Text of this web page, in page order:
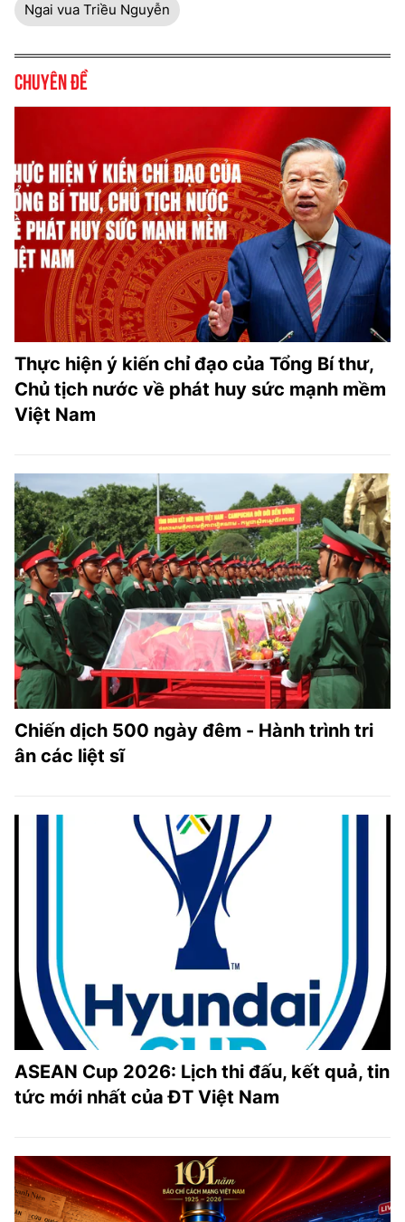
Ngai vua Triều Nguyễn
Chuyên đề
Thực hiện ý kiến chỉ đạo của Tổng Bí thư,
Chủ tịch nước về phát huy sức mạnh mềm
Việt Nam
Chiến dịch 500 ngày đêm - Hành trình tri
ân các liệt sĩ
ASEAN Cup 2026: Lịch thi đấu, kết quả, tin
tức mới nhất của ĐT Việt Nam